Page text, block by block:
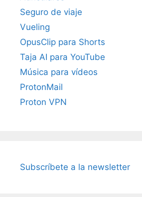
Seguro de viaje
Vueling
OpusClip para Shorts
Taja AI para YouTube
Música para vídeos
ProtonMail
Proton VPN
Subscríbete a la newsletter